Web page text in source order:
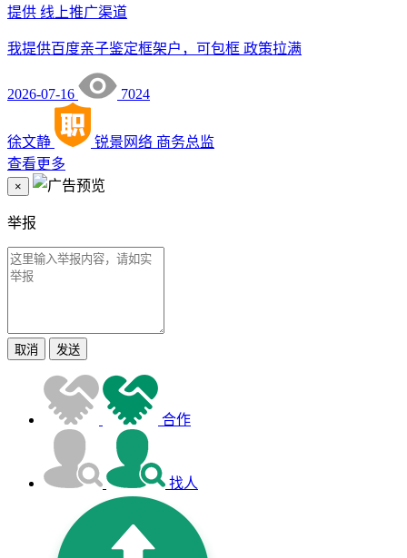
提供 线上推广渠道
我提供百度亲子鉴定框架户，可包框 政策拉满
2026-07-16 7024
徐文静 锐景网络 商务总监
查看更多
×
举报
取消 发送
合作
找人